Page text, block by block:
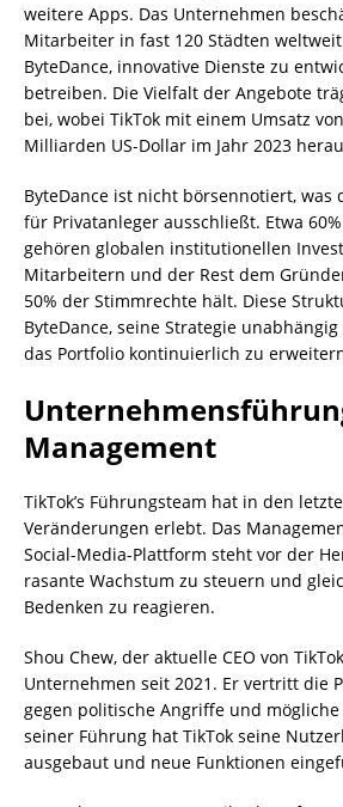
weitere Apps. Das Unternehmen
Mitarbeiter in fast 120 Städten
ByteDance, innovative Dienste zu
betreiben. Die Vielfalt der Angebote
bei, wobei TikTok mit einem Umsatz
Milliarden US-Dollar im Jahr 2023
ByteDance ist nicht börsennotiert, was
für Privatanleger ausschließt. Etwa
gehören globalen institutionellen
Mitarbeitern und der Rest dem
50% der Stimmrechte hält. Diese
ByteDance, seine Strategie
das Portfolio kontinuierlich zu
Management
TikTok’s Führungsteam hat in den
Veränderungen erlebt. Das
Social-Media-Plattform steht vor der
rasante Wachstum zu steuern und
Bedenken zu reagieren.
Shou Chew, der aktuelle CEO von
Unternehmen seit 2021. Er vertritt die
gegen politische Angriffe und
seiner Führung hat TikTok seine
ausgebaut und neue Funktionen